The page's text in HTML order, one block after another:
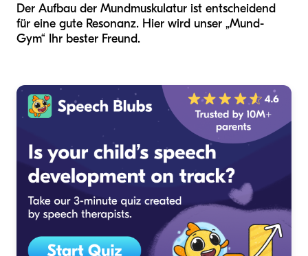
Der Aufbau der Mundmuskulatur ist entscheidend
für eine gute Resonanz. Hier wird unser „Mund-
Gym“ Ihr bester Freund.